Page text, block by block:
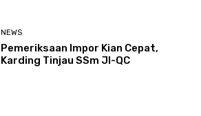
NEWS
Pemeriksaan Impor Kian Cepat,
Karding Tinjau SSm JI-QC